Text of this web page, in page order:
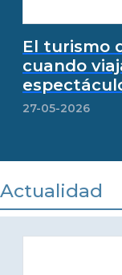
El turismo
cuando
27-05-2026
Actualidad